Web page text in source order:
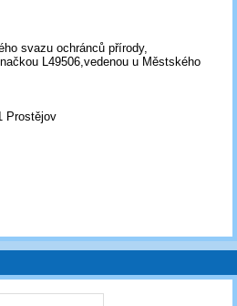
svazu ochránců přírody,
L49506,vedenou u Městského
Prostějov